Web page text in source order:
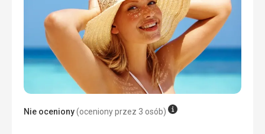
jeziorze.
Wyżywienie
Bez sensacji, niektóre lokalne potrawy dobre ale w
porównaniu do tego samego na mieście gorzej wypadaj.
Zakwaterowanie
Wieczorami zbyt głośno na zewnątrz, taras baru pod
pokojem. Materace łóżka dla mnie niezbyt wygodne.
Usługi
Nie oceniony(oceniony przez 3 osób)